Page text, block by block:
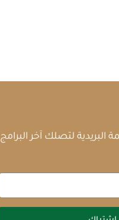
البريدية لتصلك آخر البرامج